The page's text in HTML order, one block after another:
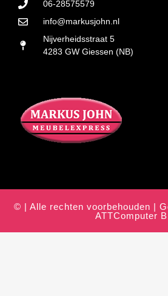
06-28575579
info@markusjohn.nl
Nijverheidsstraat 5
4283 GW Giessen (NB)
© | Alle rechten voorbehouden |
ATTComputer